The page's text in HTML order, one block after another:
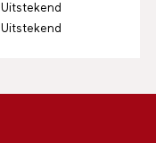
Uitstekend
Uitstekend